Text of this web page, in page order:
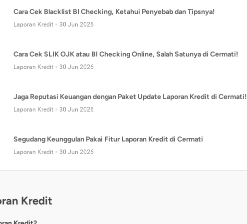
Cara Cek Blacklist BI Checking, Ketahui Penyebab dan Tipsnya!
Laporan Kredit 30 Jun 2026
Cara Cek SLIK OJK atau BI Checking Online, Salah Satunya di Cermati!
Laporan Kredit 30 Jun 2026
Jaga Reputasi Keuangan dengan Paket Update Laporan Kredit di Cermati!
Laporan Kredit 30 Jun 2026
Segudang Keunggulan Pakai Fitur Laporan Kredit di Cermati
Laporan Kredit 30 Jun 2026
Kredit